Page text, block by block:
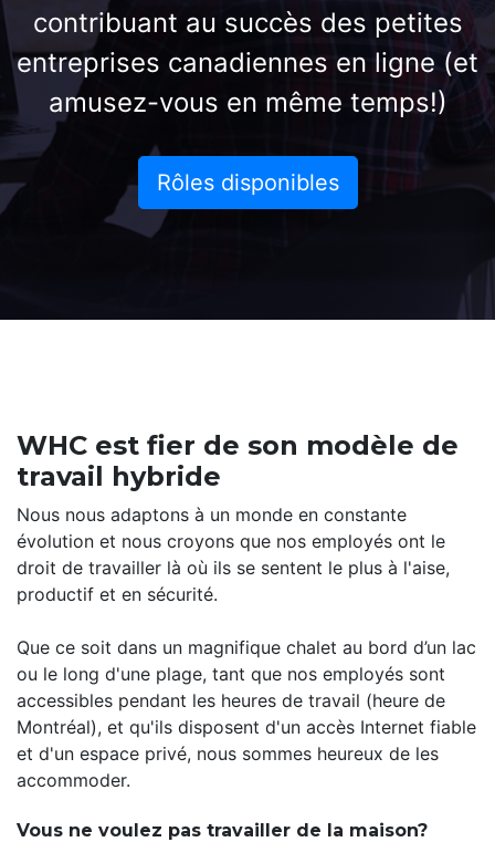
contribuant au succès des petites
entreprises canadiennes en ligne (et
amusez-vous en même temps!)
Rôles disponibles
WHC est fier de son modèle de
travail hybride
Nous nous adaptons à un monde en constante
évolution et nous croyons que nos employés ont le
droit de travailler là où ils se sentent le plus à l'aise,
productif et en sécurité.
Que ce soit dans un magnifique chalet au bord d’un lac
ou le long d'une plage, tant que nos employés sont
accessibles pendant les heures de travail (heure de
Montréal), et qu'ils disposent d'un accès Internet fiable
et d'un espace privé, nous sommes heureux de les
accommoder.
Vous ne voulez pas travailler de la maison?